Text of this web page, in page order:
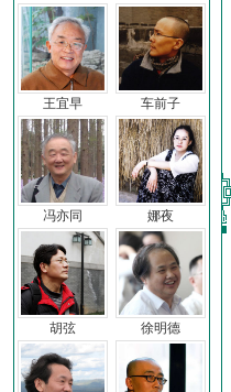
王宜早 车前子
冯亦同 娜夜
胡弦 徐明德